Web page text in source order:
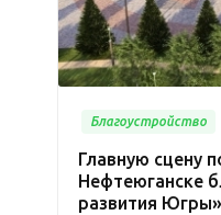
Благоустройство
Главную сцену
Нефтеюганске
развития Югры»